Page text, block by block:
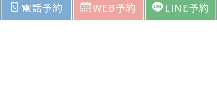
電話予約 WEB予約 LINE予約